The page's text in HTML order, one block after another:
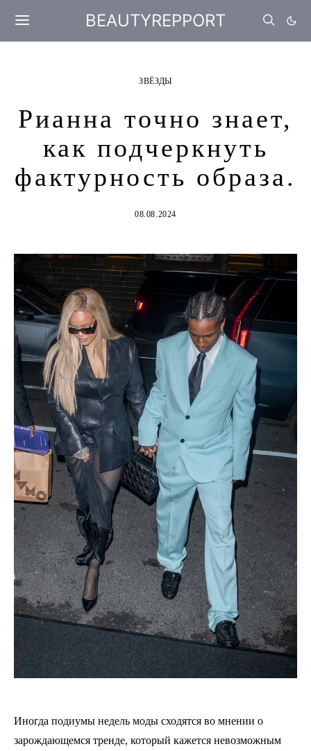
BEAUTYREPPORT
ЗВЁЗДЫ
Рианна точно знает,
как подчеркнуть
фактурность образа.
08.08.2024
Иногда подиумы недель моды сходятся во мнении о
зарождающемся тренде, который кажется невозможным